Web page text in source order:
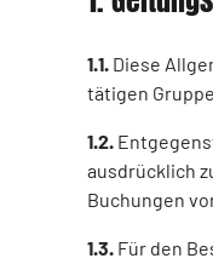
1.1. Diese
tätigen
1.2.
ausdrücklich
Buchungen
1.3. Für den